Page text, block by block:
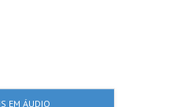
EM ÁUDIO